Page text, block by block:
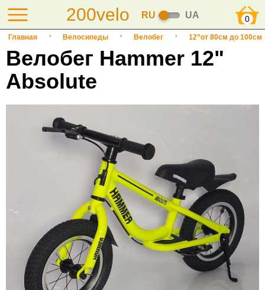
200velo RU UA 0
Главная Велосипеды Велобег 12”от 80см до 100см
Велобег Hammer 12"
Absolute